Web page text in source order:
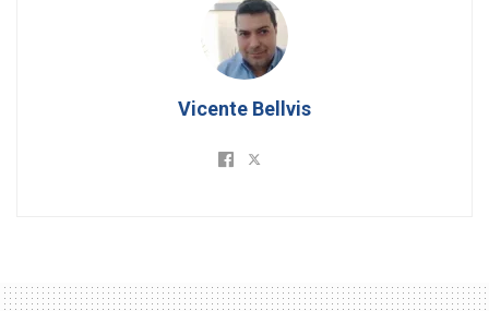
Vicente Bellvis